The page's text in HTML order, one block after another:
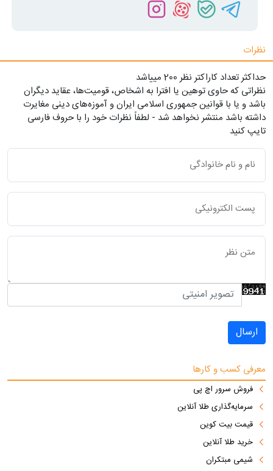
نظرات
حداکثر تعداد کاراکتر نظر 200 ميياشد
نظراتی که حاوی توهین یا افترا به اشخاص، قومیت‌ها، عقاید دیگران
باشد و یا با قوانین جمهوری اسلامی ایران و آموزه‌های دینی مغایرت
داشته باشد منتشر نخواهد شد - لطفاً نظرات خود را با حروف فارسی
تایپ کنید
ارسال
معرفی کسب و کارها
فروش سرور اچ پی
سرمایه‌گذاری طلا آنلاین
قیمت بیت کوین
خرید طلا آنلاین
شیمی مبتکران